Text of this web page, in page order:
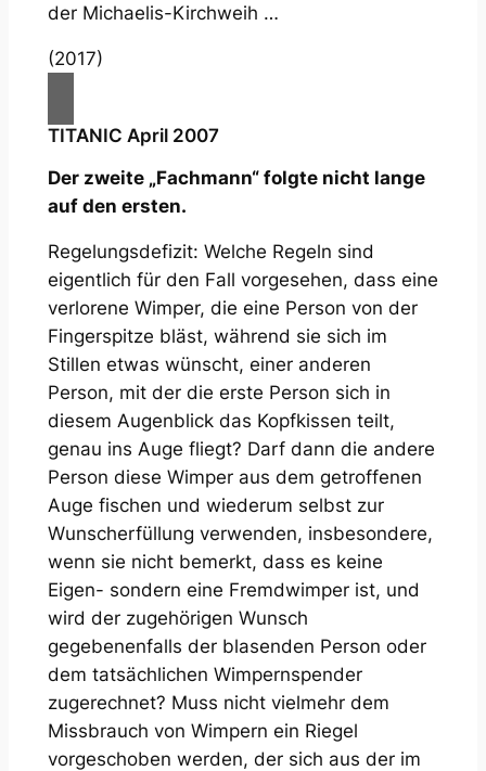
der Michaelis-Kirchweih …
(2017)
TITANIC April 2007
Der zweite „Fachmann“ folgte nicht lange
auf den ersten.
Regelungsdefizit: Welche Regeln sind
eigentlich für den Fall vorgesehen, dass eine
verlorene Wimper, die eine Person von der
Fingerspitze bläst, während sie sich im
Stillen etwas wünscht, einer anderen
Person, mit der die erste Person sich in
diesem Augenblick das Kopfkissen teilt,
genau ins Auge fliegt? Darf dann die andere
Person diese Wimper aus dem getroffenen
Auge fischen und wiederum selbst zur
Wunscherfüllung verwenden, insbesondere,
wenn sie nicht bemerkt, dass es keine
Eigen- sondern eine Fremdwimper ist, und
wird der zugehörigen Wunsch
gegebenenfalls der blasenden Person oder
dem tatsächlichen Wimpernspender
zugerechnet? Muss nicht vielmehr dem
Missbrauch von Wimpern ein Riegel
vorgeschoben werden, der sich aus der im